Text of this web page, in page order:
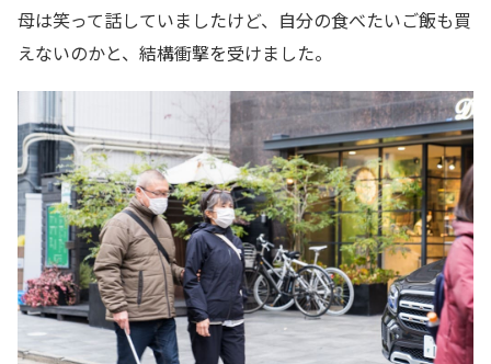
母は笑って話していましたけど、自分の食べたいご飯も買
えないのかと、結構衝撃を受けました。